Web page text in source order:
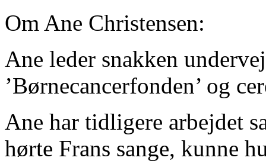
Om Ane Christensen:
Ane leder snakken
’Børnecancerfonden’ og
Ane har tidligere arbejdet
hørte Frans sange, kunne